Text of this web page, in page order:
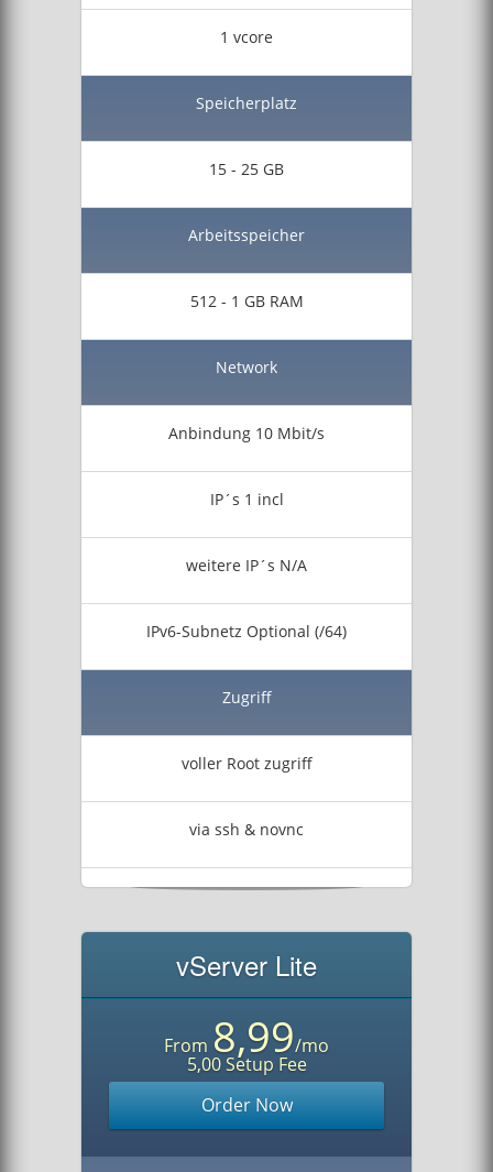
1 vcore
Speicherplatz
15 - 25 GB
Arbeitsspeicher
512 - 1 GB RAM
Network
Anbindung 10 Mbit/s
IP´s 1 incl
weitere IP´s N/A
IPv6-Subnetz Optional (/64)
Zugriff
voller Root zugriff
via ssh & novnc
vServer Lite
From 8,99/mo
5,00 Setup Fee
Order Now